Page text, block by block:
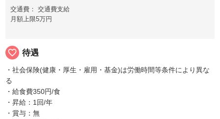
交通費： 交通費支給
月額上限5万円
favorite_border 待遇
・社会保険(健康・厚生・雇用・基金)は労働時間等条件により異な
る
・給食費350円/食
・昇給：1回/年
・賞与：無